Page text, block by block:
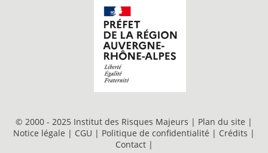
© 2000 - 2025 Institut des Risques Majeurs | Plan du site |
Notice légale | CGU | Politique de confidentialité | Crédits |
Contact |